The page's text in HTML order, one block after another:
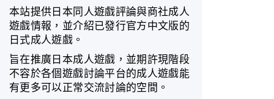
本站提供日本同人遊戲評論與商社成人
遊戲情報，並介紹已發行官方中文版的
日式成人遊戲。
旨在推廣日本成人遊戲，並期許現階段
不容於各個遊戲討論平台的成人遊戲能
有更多可以正常交流討論的空間。